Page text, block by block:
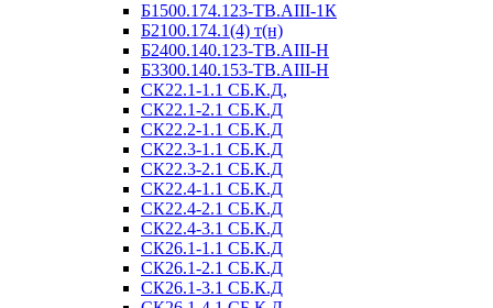
Б1500.174.123-ТВ.АIII-1К
Б2100.174.1(4) т(н)
Б2400.140.123-ТВ.АIII-Н
Б3300.140.153-ТВ.АIII-Н
СК22.1-1.1 СБ.К.Д,
СК22.1-2.1 СБ.К.Д
СК22.2-1.1 СБ.К.Д
СК22.3-1.1 СБ.К.Д
СК22.3-2.1 СБ.К.Д
СК22.4-1.1 СБ.К.Д
СК22.4-2.1 СБ.К.Д
СК22.4-3.1 СБ.К.Д
СК26.1-1.1 СБ.К.Д
СК26.1-2.1 СБ.К.Д
СК26.1-3.1 СБ.К.Д